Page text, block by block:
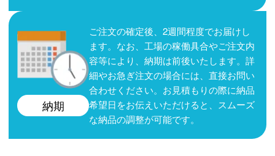
納期
ご注文の確定後、2週間程度でお届けし
ます。なお、工場の稼働具合やご注文内
容等により、納期は前後いたします。詳
細やお急ぎ注文の場合には、直接お問い
合わせください。お見積もりの際に納品
希望日をお伝えいただけると、スムーズ
な納品の調整が可能です。